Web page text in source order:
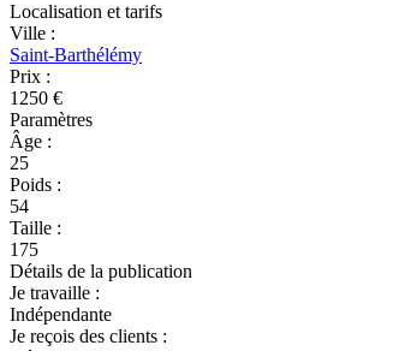
Localisation et tarifs
Ville :
Saint-Barthélémy
Prix :
1250 €
Paramètres
Âge :
25
Poids :
54
Taille :
175
Détails de la publication
Je travaille :
Indépendante
Je reçois des clients :